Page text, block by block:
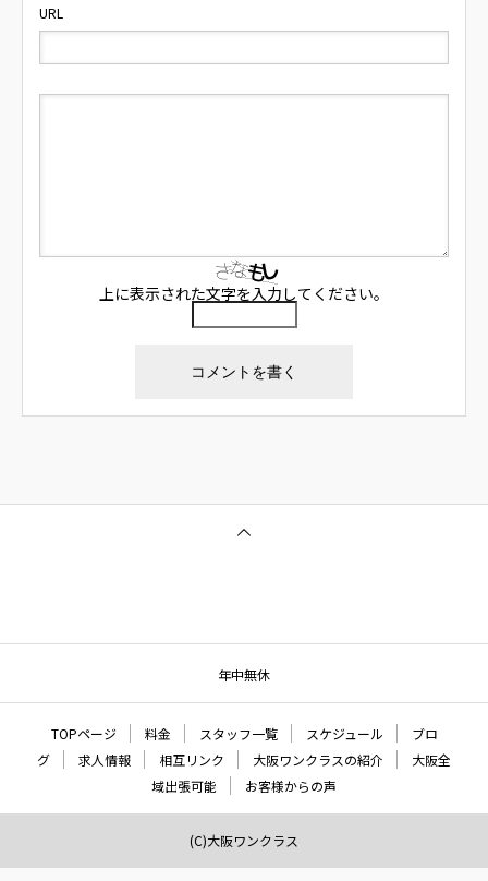
URL
上に表示された文字を入力してください。
年中無休
TOPページ 料金 スタッフ一覧 スケジュール
ブロ
グ
求人情報 相互リンク 大阪ワンクラスの紹介
大阪全
域出張可能
お客様からの声
(C)大阪ワンクラス